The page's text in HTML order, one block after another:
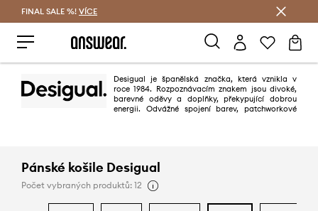
FINAL SALE %! VÍCE
Desigual je španělská značka, která vznikla v
roce 1984. Rozpoznávacím znakem jsou divoké,
barevné oděvy a doplňky, překypující dobrou
energii. Odvážné spojení barev, patchworkové
Pánské košile Desigual
Počet vybraných produktů: 12